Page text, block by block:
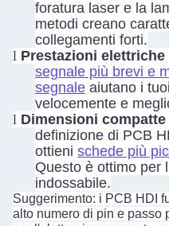
foratura laser e la
metodi creano
collegamenti forti.
l Prestazioni
segnale più brevi e
segnale aiutano i
velocemente e
l Dimensioni compatte
definizione di PCB
ottieni schede più
Questo è ottimo per
indossabile.
Suggerimento: i PCB HDI
alto numero di pin e passo